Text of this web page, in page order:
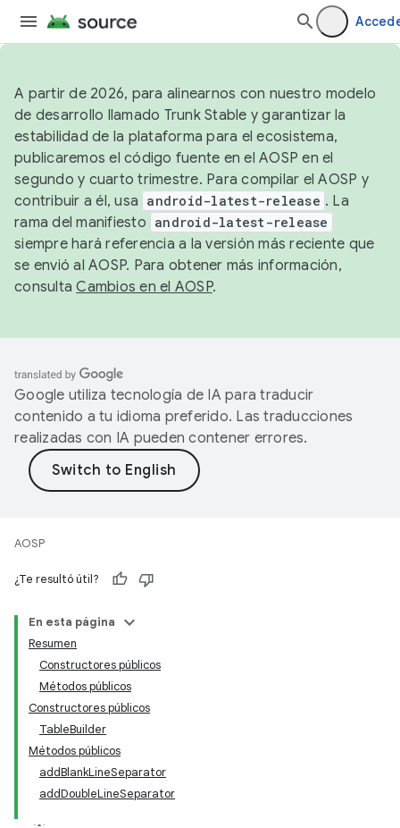
A partir de 2026, para alinearnos con nuestro modelo
de desarrollo llamado Trunk Stable y garantizar la
estabilidad de la plataforma para el ecosistema,
publicaremos el código fuente en el AOSP en el
segundo y cuarto trimestre. Para compilar el AOSP y
contribuir a él, usa android-latest-release . La
rama del manifiesto android-latest-release
siempre hará referencia a la versión más reciente que
se envió al AOSP. Para obtener más información,
consultaCambios en el AOSP.
Google utiliza tecnología de IA para traducir
contenido a tu idioma preferido. Las traducciones
realizadas con IA pueden contener errores.
AOSP
¿Te resultó útil?
En esta página
Resumen
Constructores públicos
Métodos públicos
Constructores públicos
TableBuilder
Métodos públicos
addBlankLineSeparator
addDoubleLineSeparator